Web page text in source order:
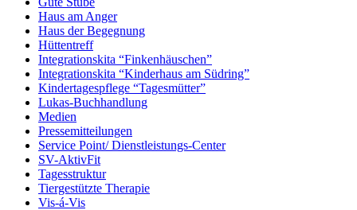
Haus am Anger
Haus der Begegnung
Hüttentreff
Integrationskita “Finkenhäuschen”
Integrationskita “Kinderhaus am Südring”
Kindertagespflege “Tagesmütter”
Lukas-Buchhandlung
Medien
Pressemitteilungen
Service Point/ Dienstleistungs-Center
SV-AktivFit
Tagesstruktur
Tiergestützte Therapie
Vis-á-Vis